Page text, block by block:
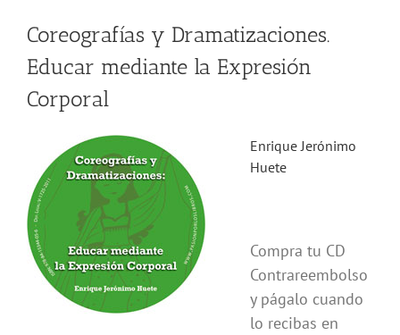
Coreografías y Dramatizaciones.
Educar mediante la Expresión
Corporal
Enrique Jerónimo
Huete
Compra tu CD
Contrareembolso
y págalo cuando
lo recibas en